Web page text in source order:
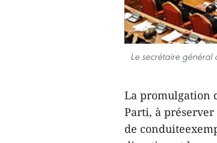
Le secrétaire général
La promulgation
Parti, à
de